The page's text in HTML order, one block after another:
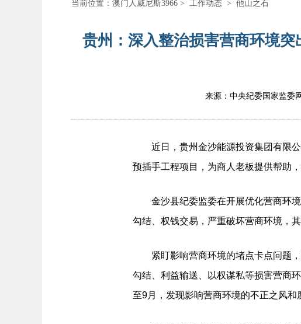
当前位置： 澳门人威尼斯3966 > 工作动态 > 他山之石
贵州：深入整治损害营商环境
来源：中央纪委国家监委
近日，贵州金沙能源投资集团有限公
预插手工程项目，为商人老板提供帮助
金沙县纪委监委在开展优化营商环境
勾结、权钱交易，严重破坏营商环境，
紧盯影响营商环境的堵点卡点问题，
勾结、利益输送、以权谋私等损害营商
至9月，发现影响营商环境的不正之风和